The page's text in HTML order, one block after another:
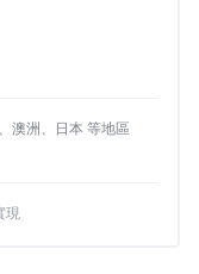
住，遊戲終局僅
。
澳洲、日本 等地區
現